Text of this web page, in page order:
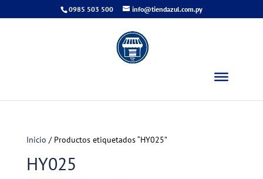
0985 503 500 info@tiendazul.com.py
Inicio / Productos etiquetados “HY025”
HY025